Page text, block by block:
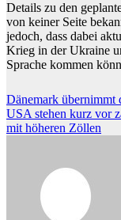
Details zu den
von keiner Seite
jedoch, dass dabei
Krieg in der Ukraine
Sprache kommen
Dänemark übernimmt
USA stehen kurz vor
mit höheren Zöllen